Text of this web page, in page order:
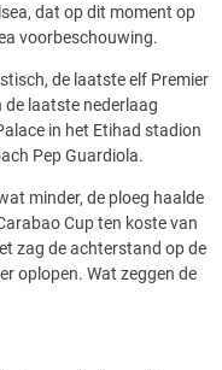
dat op dit moment op
voorbeschouwing.
de laatste elf Premier
de laatste nederlaag
in het Etihad stadion
Pep Guardiola.
minder, de ploeg haalde
Cup ten koste van
zag de achterstand op de
oplopen. Wat zeggen de